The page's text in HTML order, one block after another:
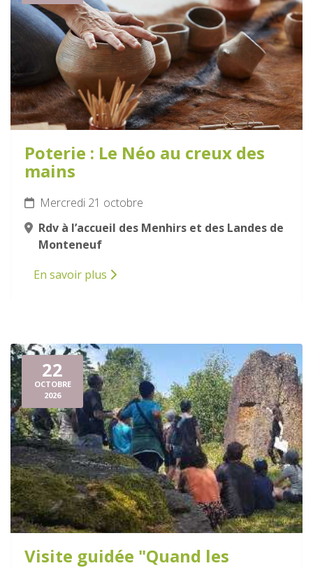
Poterie : Le Néo au creux des
mains
Mercredi 21 octobre
Rdv à l’accueil des Menhirs et des Landes de
Monteneuf
En savoir plus
22
OCTOBRE
2026
Visite guidée "Quand les